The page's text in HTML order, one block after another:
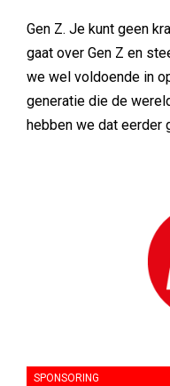
Gen Z. Je kunt geen
gaat over Gen Z en
we wel voldoende in
generatie die de
hebben we dat eerder
SPONSORING